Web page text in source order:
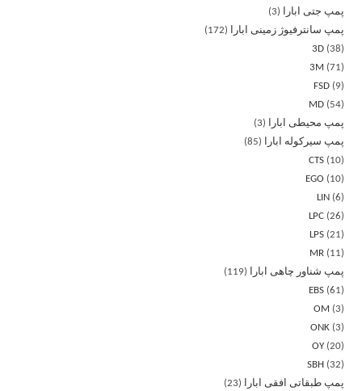
پمپ جتی ابارا
3
پمپ سانترفیوژ زمینی ابارا
172
3D 38
3M
71
FSD
9
MD
54
پمپ محیطی ابارا
3
پمپ سیرکوله ابارا
85
CTS
10
EGO
10
LIN
6
LPC 26
LPS 21
MR
11
پمپ شناور چاهی ابارا
119
EBS 61
OM
3
ONK 3
OY 20
SBH
32
پمپ طبقاتی افقی ابارا
23